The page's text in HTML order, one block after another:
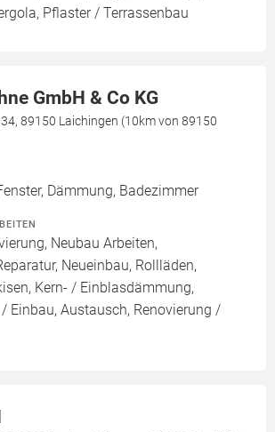
Pflaster / Terrassenbau
GmbH & Co KG
89150 Laichingen (10km von 89150
Dämmung, Badezimmer
Neubau Arbeiten,
Neueinbau, Rollläden,
Kern- / Einblasdämmung,
Einbau, Austausch, Renovierung /